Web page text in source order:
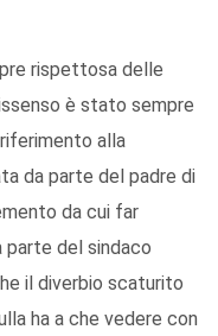
rispettosa delle
è stato sempre
alla
da parte del padre di
da cui far
parte del sindaco
il diverbio scaturito
ha a che vedere con